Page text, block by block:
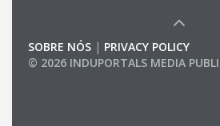
SOBRE NÓS | PRIVACY POLICY
© 2026 INDUPORTALS MEDIA